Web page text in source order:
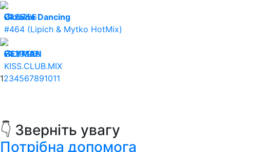
24.07.26
9584
Ukraine Dancing
#464 (Lipich & Mytko HotMix)
24.07.26
29822
HEYMAN
KISS.CLUB.MIX
1234567891011
👇 Зверніть увагу
Потрібна допомога